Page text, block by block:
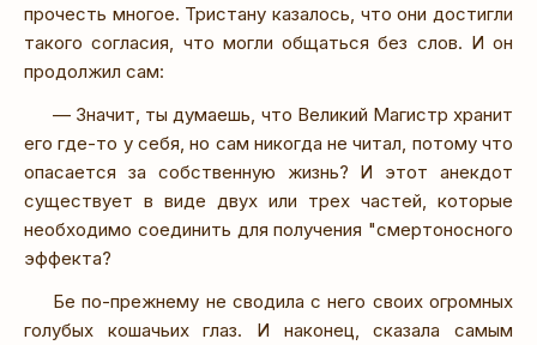
прочесть многое. Тристану казалось, что они достигли
такого согласия, что могли общаться без слов. И он
продолжил сам:
— Значит, ты думаешь, что Великий Магистр хранит
его где-то у себя, но сам никогда не читал, потому что
опасается за собственную жизнь? И этот анекдот
существует в виде двух или трех частей, которые
необходимо соединить для получения "смертоносного
эффекта?
Бе по-прежнему не сводила с него своих огромных
голубых кошачьих глаз. И наконец, сказала самым